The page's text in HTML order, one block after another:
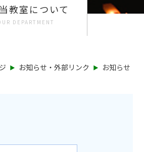
教室について
DEPARTMENT
‣ お知らせ・外部リンク ‣ お知らせ